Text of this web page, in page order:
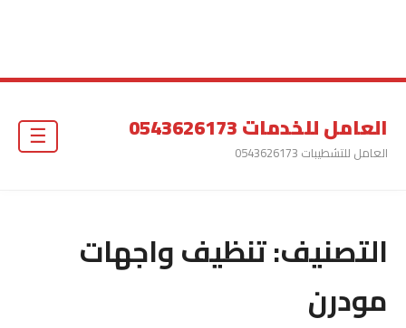
العامل للخدمات 0543626173
العامل للتشطيبات 0543626173
التصنيف:تنظيف واجهات
مودرن